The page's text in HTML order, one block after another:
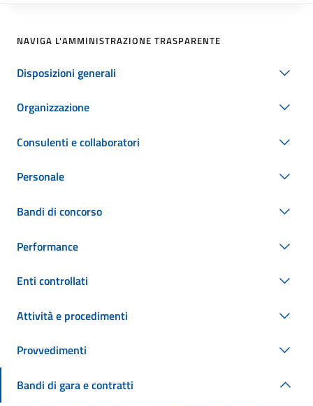
NAVIGA L'AMMINISTRAZIONE TRASPARENTE
Disposizioni generali
Organizzazione
Consulenti e collaboratori
Personale
Bandi di concorso
Performance
Enti controllati
Attività e procedimenti
Provvedimenti
Bandi di gara e contratti